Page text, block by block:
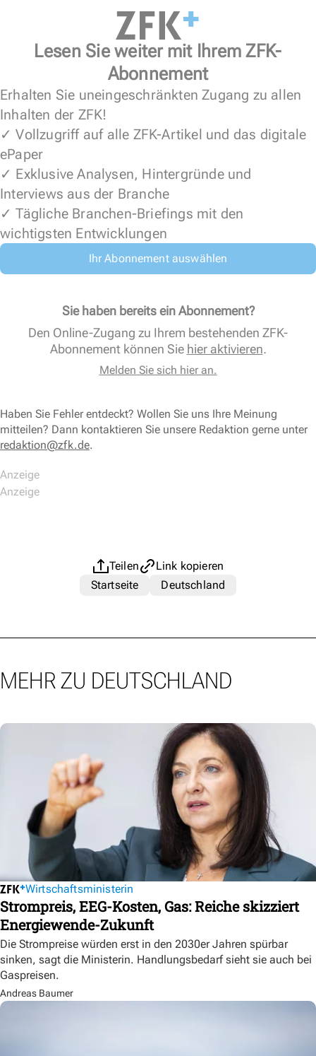
Lesen Sie weiter mit Ihrem ZFK-
Abonnement
Erhalten Sie uneingeschränkten Zugang zu allen
Inhalten der ZFK!
✓ Vollzugriff auf alle ZFK-Artikel und das digitale
ePaper
✓ Exklusive Analysen, Hintergründe und
Interviews aus der Branche
✓ Tägliche Branchen-Briefings mit den
wichtigsten Entwicklungen
Ihr Abonnement auswählen
Sie haben bereits ein Abonnement?
Den Online-Zugang zu Ihrem bestehenden ZFK-
Abonnement können Sie hier aktivieren.
Melden Sie sich hier an.
Haben Sie Fehler entdeckt? Wollen Sie uns Ihre Meinung
mitteilen? Dann kontaktieren Sie unsere Redaktion gerne unter
redaktion@zfk.de.
Teilen
Link kopieren
Startseite
Deutschland
MEHR ZU DEUTSCHLAND
Wirtschaftsministerin
Strompreis, EEG-Kosten, Gas: Reiche skizziert
Energiewende-Zukunft
Die Strompreise würden erst in den 2030er Jahren spürbar
sinken, sagt die Ministerin. Handlungsbedarf sieht sie auch bei
Gaspreisen.
Andreas Baumer